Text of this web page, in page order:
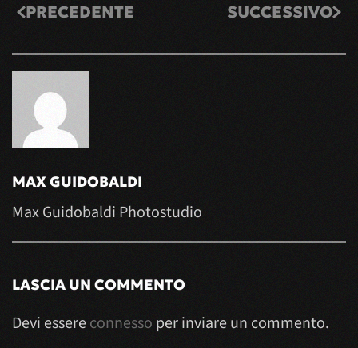
PRECEDENTE SUCCESSIVO
MAX GUIDOBALDI
Max Guidobaldi Photostudio
LASCIA UN COMMENTO
Devi essereconnesso per inviare un commento.